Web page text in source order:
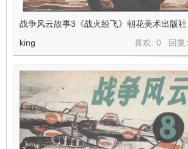
战争风云故事3《战火纷飞》朝花美术出版社
喜欢: 0 回复:
king